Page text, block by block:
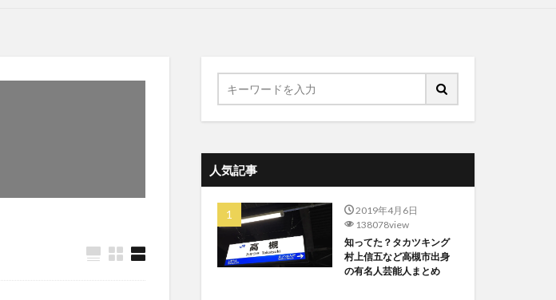
人気記事
2019年4月6日
138078view
知ってた？タカツキング
村上信五など高槻市出身
の有名人芸能人まとめ